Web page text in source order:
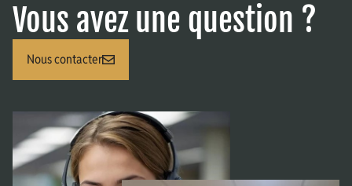
Vous avez une question ?
Nous contacter